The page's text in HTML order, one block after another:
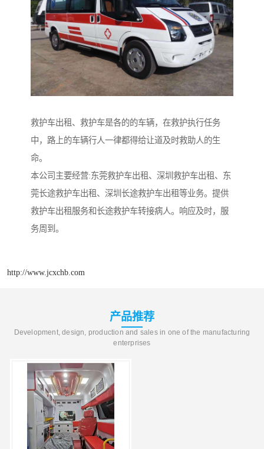
救护车出租、救护车是各的的车辆，在救护执行任务
中，路上的车辆行人一律都得给让道及时救助人的生
命。
本公司主要经营:东莞救护车出租、深圳救护车出租、东
莞长途救护车出租、深圳长途救护车出租等业务。提供
救护车出租服务和长途救护车转接病人。响应及时，服
务周到。
http://www.jcxchb.com
产品推荐
Development, design, production and sales in one of the manufacturing
enterprises